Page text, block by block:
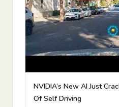
NVIDIA’s New AI Just
Of Self Driving